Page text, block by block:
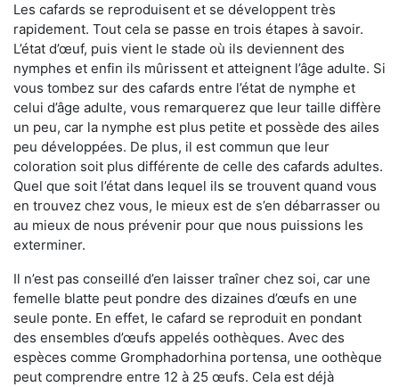
Les cafards se reproduisent et se développent très
rapidement. Tout cela se passe en trois étapes à savoir.
L’état d’œuf, puis vient le stade où ils deviennent des
nymphes et enfin ils mûrissent et atteignent l’âge adulte. Si
vous tombez sur des cafards entre l’état de nymphe et
celui d’âge adulte, vous remarquerez que leur taille diffère
un peu, car la nymphe est plus petite et possède des ailes
peu développées. De plus, il est commun que leur
coloration soit plus différente de celle des cafards adultes.
Quel que soit l’état dans lequel ils se trouvent quand vous
en trouvez chez vous, le mieux est de s’en débarrasser ou
au mieux de nous prévenir pour que nous puissions les
exterminer.
Il n’est pas conseillé d’en laisser traîner chez soi, car une
femelle blatte peut pondre des dizaines d’œufs en une
seule ponte. En effet, le cafard se reproduit en pondant
des ensembles d’œufs appelés oothèques. Avec des
espèces comme Gromphadorhina portensa, une oothèque
peut comprendre entre 12 à 25 œufs. Cela est déjà